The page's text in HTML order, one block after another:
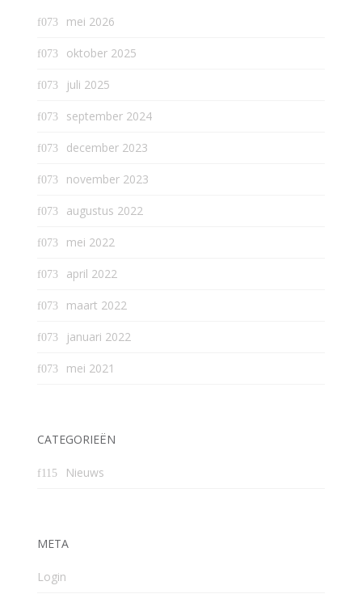
mei 2026
oktober 2025
juli 2025
september 2024
december 2023
november 2023
augustus 2022
mei 2022
april 2022
maart 2022
januari 2022
mei 2021
CATEGORIEËN
Nieuws
META
Login